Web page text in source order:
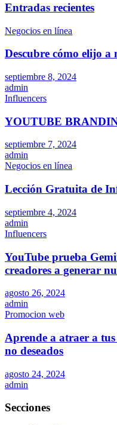
Entradas recientes
Negocios en línea
Descubre cómo elijo a
septiembre 8, 2024
admin
Influencers
YOUTUBE
septiembre 7, 2024
admin
Negocios en línea
Lección Gratuita de
septiembre 4, 2024
admin
Influencers
YouTube prueba
creadores a generar
agosto 26, 2024
admin
Promocion web
Aprende a atraer a tus
no deseados
agosto 24, 2024
admin
Secciones